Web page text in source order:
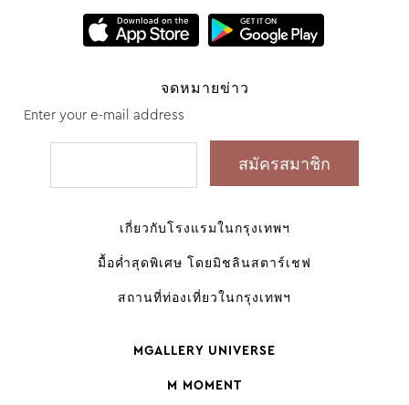
จดหมายข่าว
Enter your e-mail address
เกี่ยวกับโรงแรมในกรุงเทพฯ
มื้อค่ำสุดพิเศษ โดยมิชลินสตาร์เชฟ
สถานที่ท่องเที่ยวในกรุงเทพฯ
MGALLERY UNIVERSE
M MOMENT